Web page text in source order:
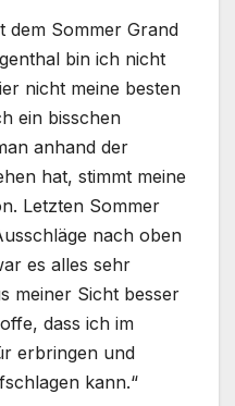
dem Sommer Grand
bin ich nicht
nicht meine besten
ein bisschen
anhand der
hat, stimmt meine
Letzten Sommer
nach oben
es alles sehr
meiner Sicht besser
dass ich im
erbringen und
kann.“